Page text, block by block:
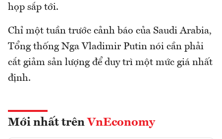
họp sắp tới.
Chỉ một tuần trước cảnh báo của Saudi Arabia,
Tổng thống Nga Vladimir Putin nói cần phải
cắt giảm sản lượng để duy trì một mức giá nhất
định.
Mới nhất trên VnEconomy